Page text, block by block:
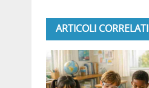
ARTICOLI CORRELATI